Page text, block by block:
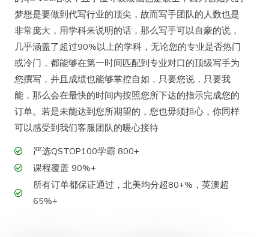
梦想是要做到代写行业的顶尖，故而写手团队的人数也是
非常庞大，用学科来说明的话，那么写手可以自豪的说，
几乎涵盖了超过90%以上的学科，无论您的专业是否热门
或冷门，都能够在第一时间匹配到专业对口的顶级写手为
您撰写，并且成绩也能够掌控自如，只要您说，只要我
能，那么会在最快的时间内按照您所下达的指示完成您的
订单。若是未能达到您所期望的，您也毋须担心，你同样
可以感受到我们客服团队的暖心接待
严选QSTOP100学霸 800+
课程覆盖 90%+
所有订单都保证通过，北美均分超80+%，英澳超
65%+